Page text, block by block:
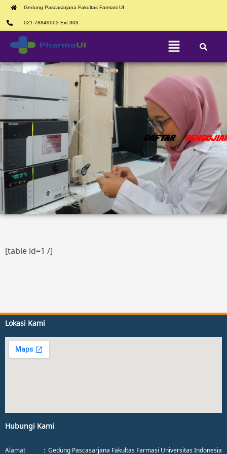
Gedung Pascasarjana Fakultas Farmasi UI
021-78849003 Ext 303
DAFTAR
[table id=1 /]
Lokasi Kami
Hubungi Kami
Alamat : Gedung Pascasarjana Fakultas Farmasi Universitas Indonesia